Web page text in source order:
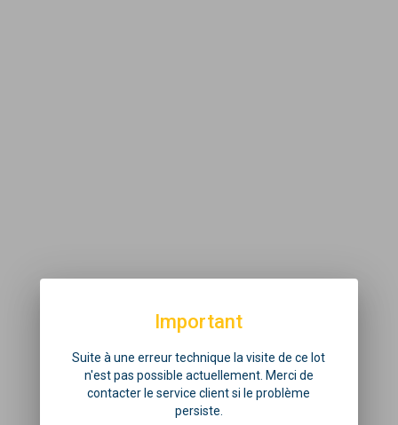
Important
Suite à une erreur technique la visite de ce lot
n'est pas possible actuellement. Merci de
contacter le service client si le problème
persiste.